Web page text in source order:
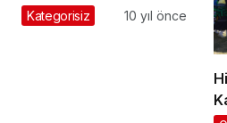
Yarışması’nda birincilik
Kategorisiz 10 yıl önce